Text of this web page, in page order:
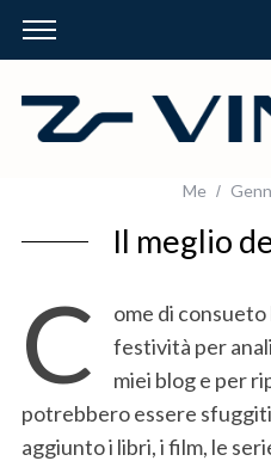
Me
Il meglio
C
ome di
festività per
miei blog e per
potrebbero essere
aggiunto i libri, i film, le